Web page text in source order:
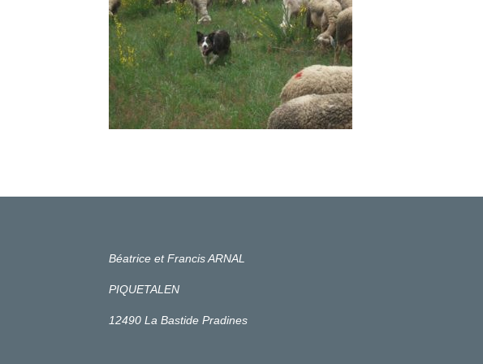
Béatrice et Francis ARNAL
PIQUETALEN
12490 La Bastide Pradines